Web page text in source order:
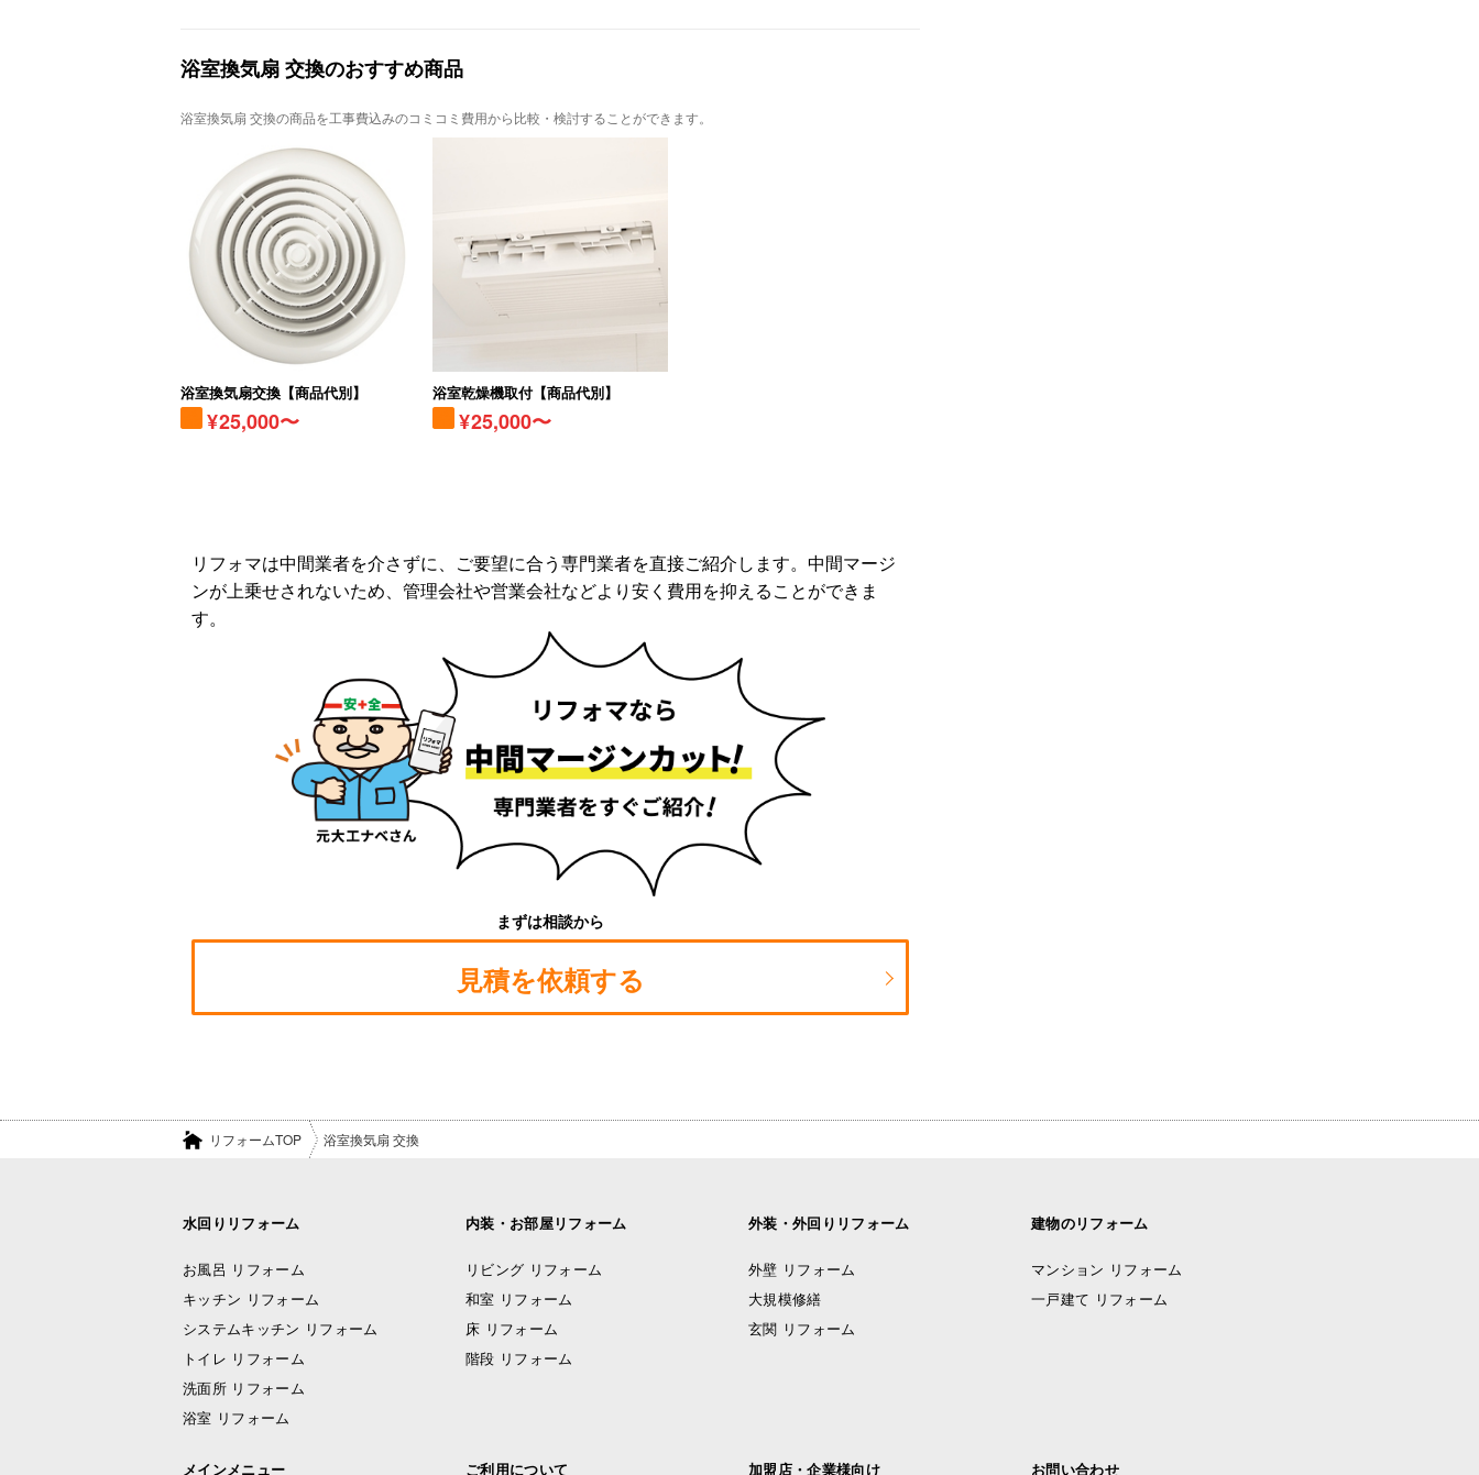
浴室換気扇 交換のおすすめ商品
浴室換気扇 交換の商品を工事費込みのコミコミ費用から比較・検討することができます。
浴室換気扇交換【商品代別】
25,000〜
浴室乾燥機取付【商品代別】
25,000〜
リフォマは中間業者を介さずに、ご要望に合う専門業者を直接ご紹介します。中間マージ
ンが上乗せされないため、管理会社や営業会社などより安く費用を抑えることができま
す。
まずは相談から
見積を依頼する
リフォームTOP 浴室換気扇 交換
水回りリフォーム
お風呂 リフォーム
キッチン リフォーム
システムキッチン リフォーム
トイレ リフォーム
洗面所 リフォーム
浴室 リフォーム
内装・お部屋リフォーム
リビング リフォーム
和室 リフォーム
床 リフォーム
階段 リフォーム
外装・外回りリフォーム
外壁 リフォーム
大規模修繕
玄関 リフォーム
建物のリフォーム
マンション リフォーム
一戸建て リフォーム
メインメニュー ご利用について 加盟店・企業様向け お問い合わせ